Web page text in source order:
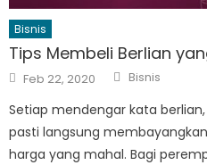
Bisnis
Tips Membeli Berlian
Posted
on
Feb 22, 2020 Author
Bisnis
Setiap mendengar kata
pasti langsung
harga yang mahal. Bagi